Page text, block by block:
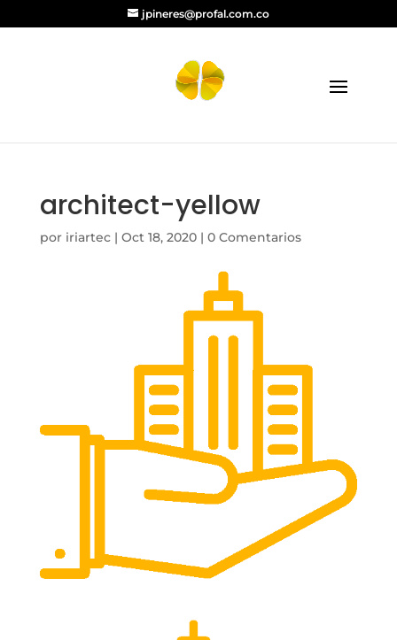
jpineres@profal.com.co
architect-yellow
por iriartec| Oct 18, 2020| 0 Comentarios